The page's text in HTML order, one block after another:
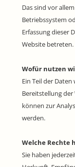
Das sind vor
Betriebssystem
Erfassung dieser
Website betreten.
Wofür nutzen
Ein Teil der
Bereitstellung der
können zur
werden.
Welche Rechte
Sie haben